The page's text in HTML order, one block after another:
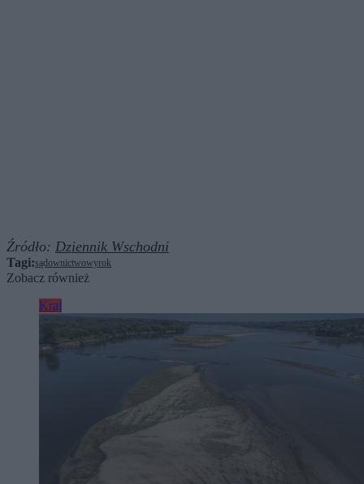
Źródło: Dziennik Wschodni
Tagi:sądownictwowyrok
Zobacz również
Kraj